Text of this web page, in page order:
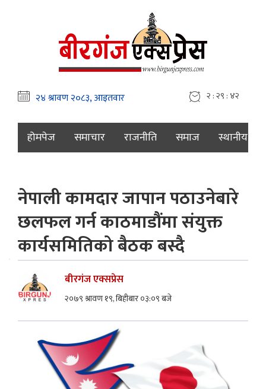
२ : २९ : ४३
होमपेज समाचार राजनीति समाज स्थानीय
नेपाली कामदार जापान पठाउनेबारे
छलफल गर्न काठमाडौंमा संयुक्त
कार्यसमितिको बैठक बस्दै
बीरगंज एक्सप्रेस
२०७९ श्रावण १९, बिहीबार ०३:०९ बजे